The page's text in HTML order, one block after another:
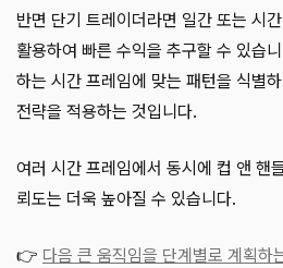
반면 단기 트레이더라면 일간 또는 시
활용하여 빠른 수익을 추구할 수 있습
하는 시간 프레임에 맞는 패턴을 식별
전략을 적용하는 것입니다.
여러 시간 프레임에서 동시에 컵 앤 핸
뢰도는 더욱 높아질 수 있습니다.
👉 다음 큰 움직임을 단계별로 계획하